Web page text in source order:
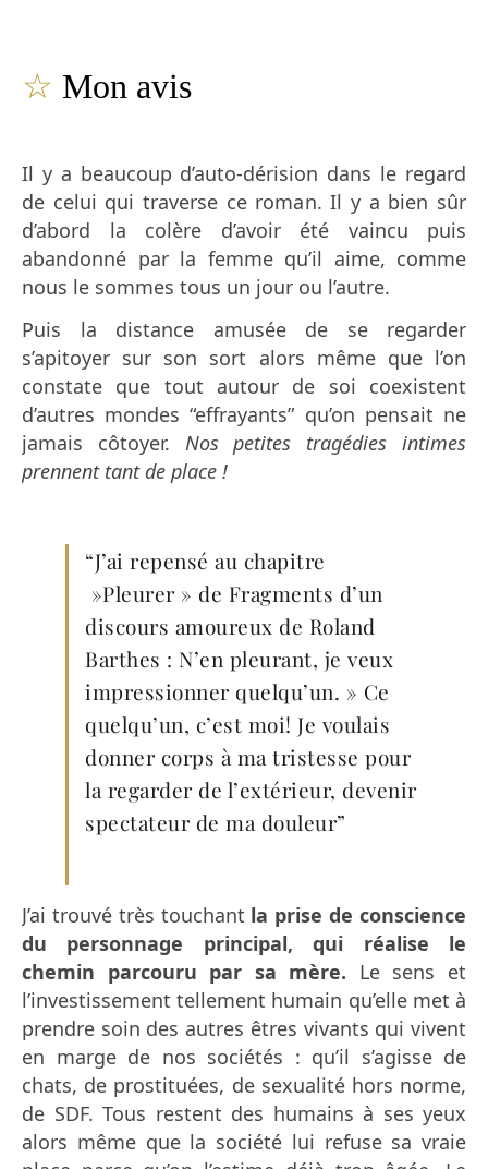
☆ Mon avis
Il y a beaucoup d’auto-dérision dans le regard
de celui qui traverse ce roman. Il y a bien sûr
d’abord la colère d’avoir été vaincu puis
abandonné par la femme qu’il aime, comme
nous le sommes tous un jour ou l’autre.
Puis la distance amusée de se regarder
s’apitoyer sur son sort alors même que l’on
constate que tout autour de soi coexistent
d’autres mondes “effrayants” qu’on pensait ne
jamais côtoyer. Nos petites tragédies intimes
prennent tant de place !
“J’ai repensé au chapitre
»Pleurer » de Fragments d’un
discours amoureux de Roland
Barthes : N’en pleurant, je veux
impressionner quelqu’un. » Ce
quelqu’un, c’est moi! Je voulais
donner corps à ma tristesse pour
la regarder de l’extérieur, devenir
spectateur de ma douleur”
J’ai trouvé très touchant la prise de conscience
du personnage principal, qui réalise le
chemin parcouru par sa mère. Le sens et
l’investissement tellement humain qu’elle met à
prendre soin des autres êtres vivants qui vivent
en marge de nos sociétés : qu’il s’agisse de
chats, de prostituées, de sexualité hors norme,
de SDF. Tous restent des humains à ses yeux
alors même que la société lui refuse sa vraie